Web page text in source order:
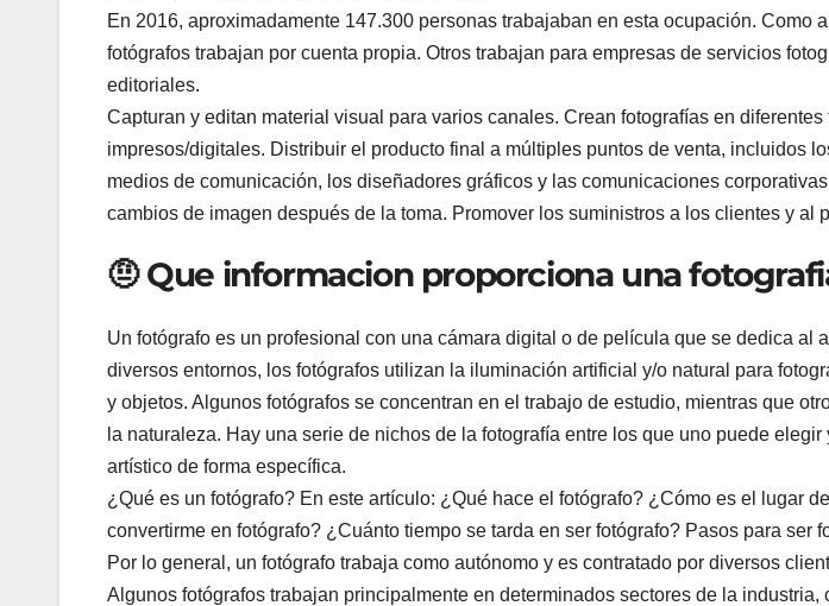
En 2016, aproximadamente 147.300 personas trabajaban en esta ocupación. Como
fotógrafos trabajan por cuenta propia. Otros trabajan para empresas de servicios
editoriales.
Capturan y editan material visual para varios canales. Crean fotografías en
impresos/digitales. Distribuir el producto final a múltiples puntos de venta, incluidos
medios de comunicación, los diseñadores gráficos y las comunicaciones
cambios de imagen después de la toma. Promover los suministros a los clientes y al
🤨 Que informacion proporciona una
Un fotógrafo es un profesional con una cámara digital o de película que se dedica al
diversos entornos, los fotógrafos utilizan la iluminación artificial y/o natural para
y objetos. Algunos fotógrafos se concentran en el trabajo de estudio, mientras que
la naturaleza. Hay una serie de nichos de la fotografía entre los que uno puede
artístico de forma específica.
¿Qué es un fotógrafo? En este artículo: ¿Qué hace el fotógrafo? ¿Cómo es el lugar
convertirme en fotógrafo? ¿Cuánto tiempo se tarda en ser fotógrafo? Pasos para ser
Por lo general, un fotógrafo trabaja como autónomo y es contratado por diversos
Algunos fotógrafos trabajan principalmente en determinados sectores de la industria,